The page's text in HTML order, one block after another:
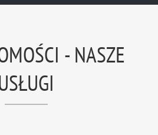
- NASZE